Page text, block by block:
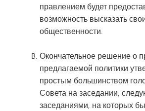
правлением будет
возможность высказать
общественности.
Окончательное решение о
предлагаемой политики
простым большинством
Совета на заседании,
заседаниями, на которых